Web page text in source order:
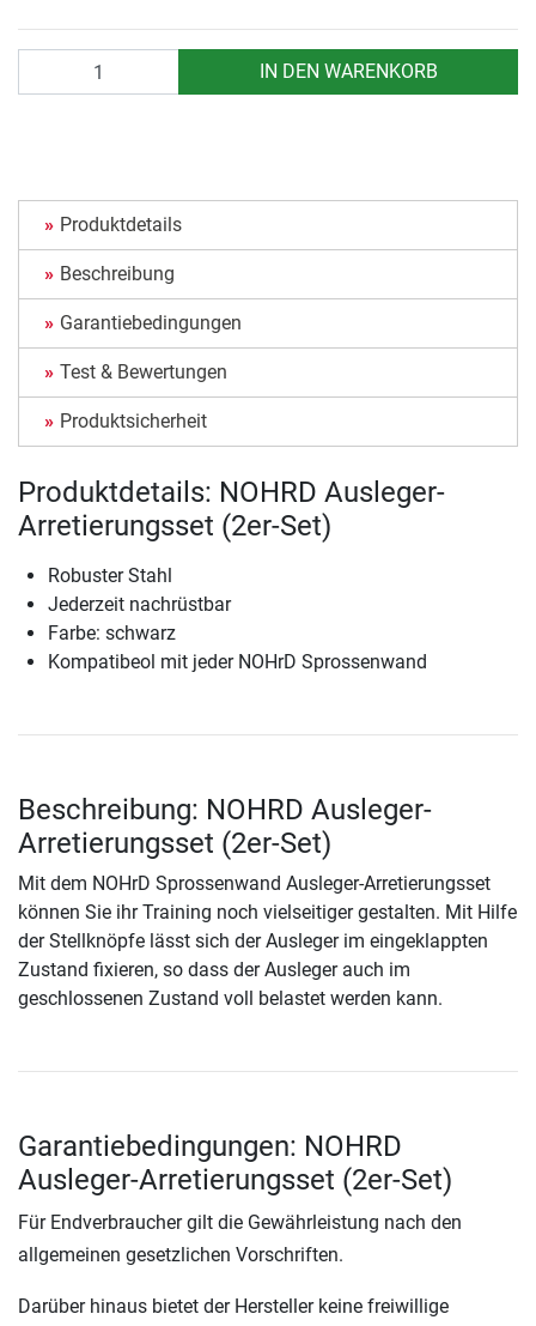
IN DEN WARENKORB
Produktdetails
Beschreibung
Garantiebedingungen
Test & Bewertungen
Produktsicherheit
Produktdetails: NOHRD Ausleger-
Arretierungsset (2er-Set)
Robuster Stahl
Jederzeit nachrüstbar
Farbe: schwarz
Kompatibeol mit jeder NOHrD Sprossenwand
Beschreibung: NOHRD Ausleger-
Arretierungsset (2er-Set)
Mit dem NOHrD Sprossenwand Ausleger-Arretierungsset
können Sie ihr Training noch vielseitiger gestalten. Mit Hilfe
der Stellknöpfe lässt sich der Ausleger im eingeklappten
Zustand fixieren, so dass der Ausleger auch im
geschlossenen Zustand voll belastet werden kann.
Garantiebedingungen: NOHRD
Ausleger-Arretierungsset (2er-Set)
Für Endverbraucher gilt die Gewährleistung nach den
allgemeinen gesetzlichen Vorschriften.
Darüber hinaus bietet der Hersteller keine freiwillige